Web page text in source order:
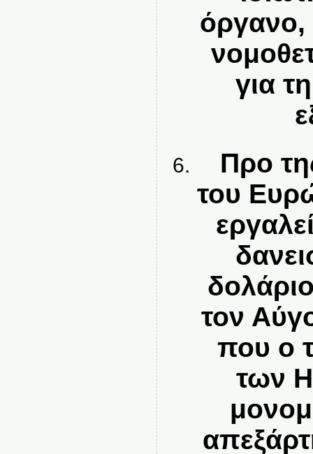
όργανο,
για
Προ
του
τον
που ο
των